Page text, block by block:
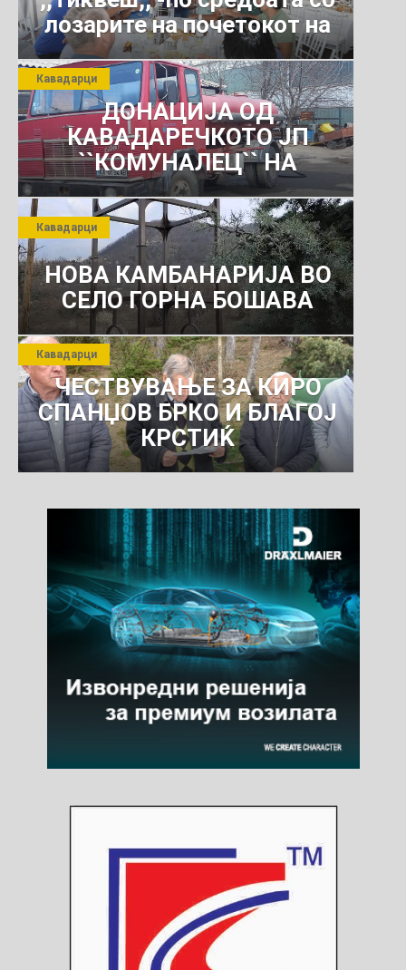
лозарите на почетокот на
јули 2026 г.
ДОНАЦИЈА ОД
КАВАДАРЕЧКОТО ЈП
``КОМУНАЛЕЦ`` НА
РОСОМАНСКОТО ЈАВНО
ПРЕТПРИЈАТИЕ ЗА
КОМУНАЛНО УСЛУГИ
Кавадарци
НОВА КАМБАНАРИЈА ВО
СЕЛО ГОРНА БОШАВА
Кавадарци
ЧЕСТВУВАЊЕ ЗА КИРО
СПАНЏОВ БРКО И БЛАГОЈ
КРСТИЌ
Кавадарци